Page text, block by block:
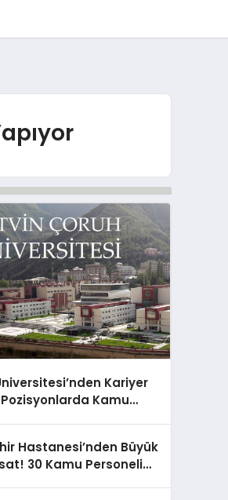
Kariyer
Pozisyonlarda Kamu
Hastanesi’nden Büyük
30 Kamu Personeli